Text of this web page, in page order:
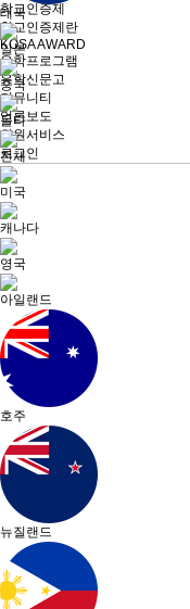
학교인증제
학교인증제란
KOSA AWARD
유학프로그램
유학신문고
커뮤니티
언론보도
회원서비스
로그인
태국
일본
중국
몰타
전체
미국
캐나다
영국
아일랜드
호주
뉴질랜드